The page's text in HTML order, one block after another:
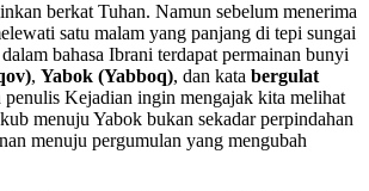
berkat Tuhan. Namun sebelum menerima
satu malam yang panjang di tepi sungai
bahasa Ibrani terdapat permainan bunyi
, Yabok (Yabboq), dan kata bergulat
penulis Kejadian ingin mengajak kita melihat
menuju Yabok bukan sekadar perpindahan
menuju pergumulan yang mengubah